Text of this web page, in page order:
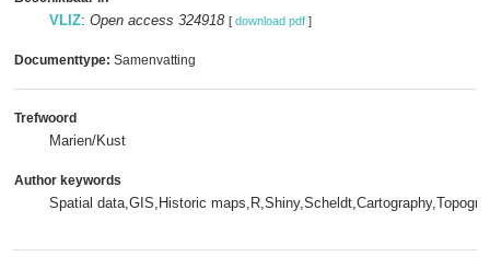
VLIZ: Open access 324918 [ download pdf ]
Documenttype: Samenvatting
Trefwoord
Marien/Kust
Author keywords
Spatial data,GIS,Historic